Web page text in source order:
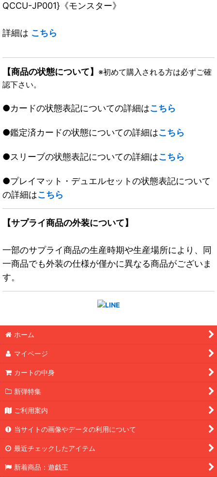
QCCU-JP001}《モンスター》
詳細は こちら
【商品の状態について】 ※初めて購入される方は必ずご確
認下さい。
●カードの状態表記についての詳細はこちら
●鑑定済カードの状態についての詳細はこちら
●スリーブの状態表記についての詳細はこちら
●プレイマット・デュエルセットの状態表記について
の詳細はこちら
【サプライ商品の外装について】
一部のサプライ商品の生産時期や生産場所により、同
一商品でも外装の仕様が僅かに異なる商品がございま
す。
ホーム
マイページ
カートの中身
新弾特集
ご利用案内
当サイトの画像やデータの利用について
最近チェックしたアイテム
新着商品：遊戯王